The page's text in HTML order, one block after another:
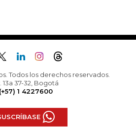
Todos los derechos reservados.
13a 37-32, Bogotá
(+57) 1 4227600